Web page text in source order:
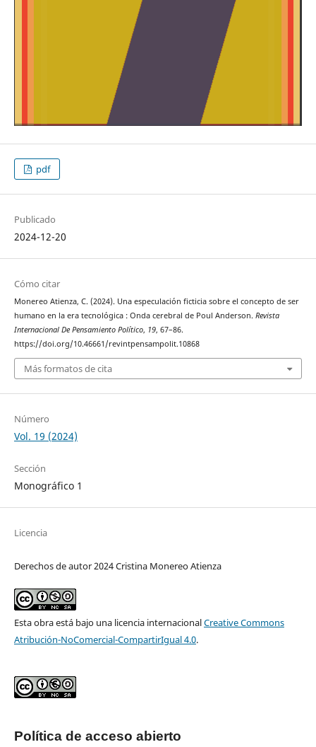
pdf
Publicado
2024-12-20
Cómo citar
Monereo Atienza, C. (2024). Una especulación ficticia sobre el concepto de ser
humano en la era tecnológica : Onda cerebral de Poul Anderson. Revista
Internacional De Pensamiento Político, 19, 67–86.
https://doi.org/10.46661/revintpensampolit.10868
Más formatos de cita
Número
Vol. 19 (2024)
Sección
Monográfico 1
Licencia
Derechos de autor 2024 Cristina Monereo Atienza
Esta obra está bajo una licencia internacionalCreative Commons
Atribución-NoComercial-CompartirIgual 4.0.
Política de acceso abierto